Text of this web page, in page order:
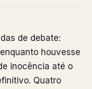
de debate:
houvesse
inocência até o
Quatro